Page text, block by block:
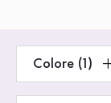
Colore (1)